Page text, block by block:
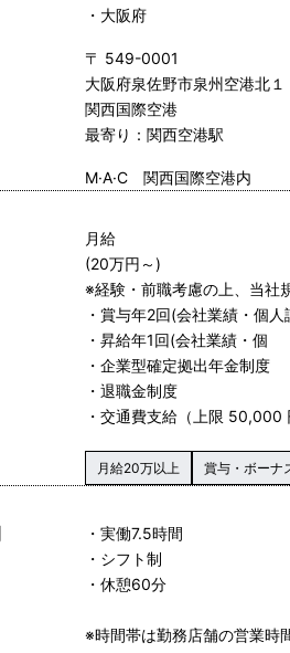
大阪府
〒 549-0001
大阪府泉佐野市泉州空港北１
関西国際空港
最寄り：関西空港駅
M·A·C 関西国際空港内
月給
(20万円～)
※経験・前職考慮の上、当社
・賞与年2回(会社業績・個
・昇給年1回(会社業績・個
・企業型確定拠出年金制度
・退職金制度
・交通費支給（上限 50,000
月給20万以上 賞与・ボーナ
・実働7.5時間
・シフト制
・休憩60分
※時間帯は勤務店舗の営業時